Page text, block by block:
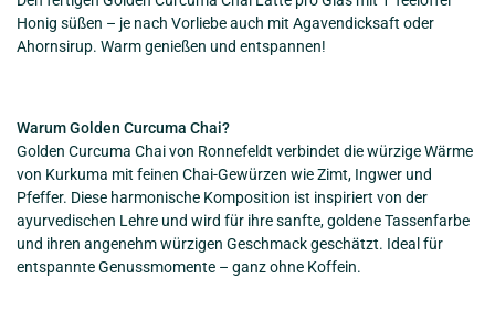
Honig süßen – je nach Vorliebe auch mit Agavendicksaft oder
Ahornsirup. Warm genießen und entspannen!
Warum Golden Curcuma Chai?
Golden Curcuma Chai von Ronnefeldt verbindet die würzige Wärme
von Kurkuma mit feinen Chai-Gewürzen wie Zimt, Ingwer und
Pfeffer. Diese harmonische Komposition ist inspiriert von der
ayurvedischen Lehre und wird für ihre sanfte, goldene Tassenfarbe
und ihren angenehm würzigen Geschmack geschätzt. Ideal für
entspannte Genussmomente – ganz ohne Koffein.